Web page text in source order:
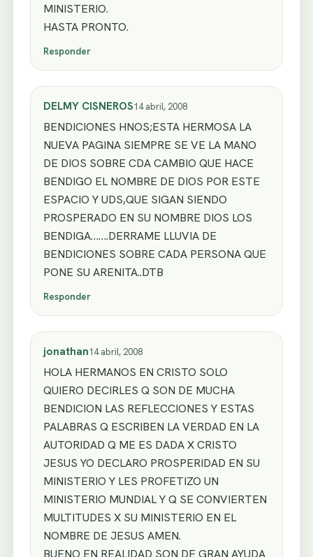
MINISTERIO.
HASTA PRONTO.
Responder
DELMY CISNEROS14 abril, 2008
BENDICIONES HNOS;ESTA HERMOSA LA
NUEVA PAGINA SIEMPRE SE VE LA MANO
DE DIOS SOBRE CDA CAMBIO QUE HACE
BENDIGO EL NOMBRE DE DIOS POR ESTE
ESPACIO Y UDS,QUE SIGAN SIENDO
PROSPERADO EN SU NOMBRE DIOS LOS
BENDIGA…….DERRAME LLUVIA DE
BENDICIONES SOBRE CADA PERSONA QUE
PONE SU ARENITA..DTB
Responder
jonathan14 abril, 2008
HOLA HERMANOS EN CRISTO SOLO
QUIERO DECIRLES Q SON DE MUCHA
BENDICION LAS REFLECCIONES Y ESTAS
PALABRAS Q ESCRIBEN LA VERDAD EN LA
AUTORIDAD Q ME ES DADA X CRISTO
JESUS YO DECLARO PROSPERIDAD EN SU
MINISTERIO Y LES PROFETIZO UN
MINISTERIO MUNDIAL Y Q SE CONVIERTEN
MULTITUDES X SU MINISTERIO EN EL
NOMBRE DE JESUS AMEN.
BUENO EN REALIDAD SON DE GRAN AYUDA